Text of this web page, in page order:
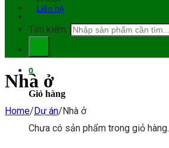
0
Giỏ hàng
Chưa có sản phẩm trong giỏ hàng.
Liên hệ
Tìm kiếm:
Nhà ở
Home/Dự án/Nhà ở